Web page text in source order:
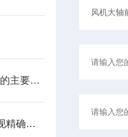
LVDT油动机位移传感器的主要作用是什么？
智能瞬态转速表如何实现精确测量？